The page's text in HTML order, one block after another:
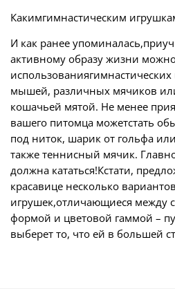
Какимгимнастическим
И как ранее
активному образу жизни
мышей, различных мячиков
кошачьей мятой. Не менее
вашего питомца можетстать
под ниток, шарик от гольфа
также теннисный мячик.
должна кататься!Кстати,
красавице несколько вариантов
игрушек,отличающиеся между
формой и цветовой гаммой –
выберет то, что ей в большей